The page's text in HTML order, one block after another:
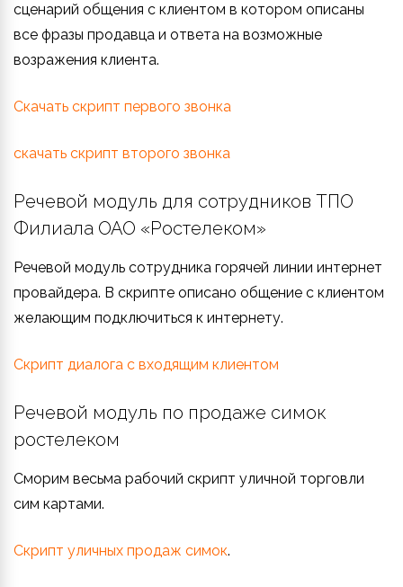
сценарий общения с клиентом в котором описаны
все фразы продавца и ответа на возможные
возражения клиента.
Скачать скрипт первого звонка
скачать скрипт второго звонка
Речевой модуль для сотрудников ТПО
Филиала ОАО «Ростелеком»
Речевой модуль сотрудника горячей линии интернет
провайдера. В скрипте описано общение с клиентом
желающим подключиться к интернету.
Скрипт диалога с входящим клиентом
Речевой модуль по продаже симок
ростелеком
Сморим весьма рабочий скрипт уличной торговли
сим картами.
Скрипт уличных продаж симок.